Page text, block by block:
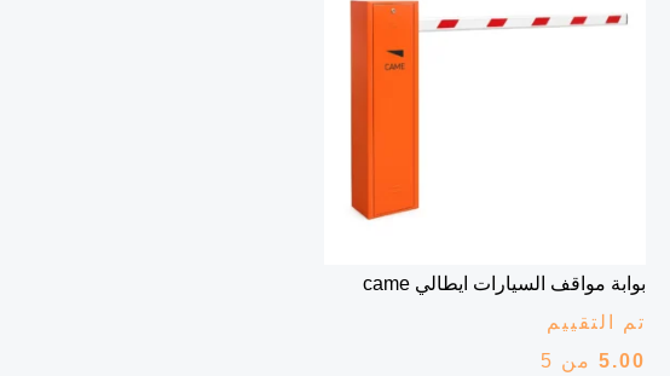
بوابة مواقف السيارات ايطالي came
تم التقييم
5.00 من 5